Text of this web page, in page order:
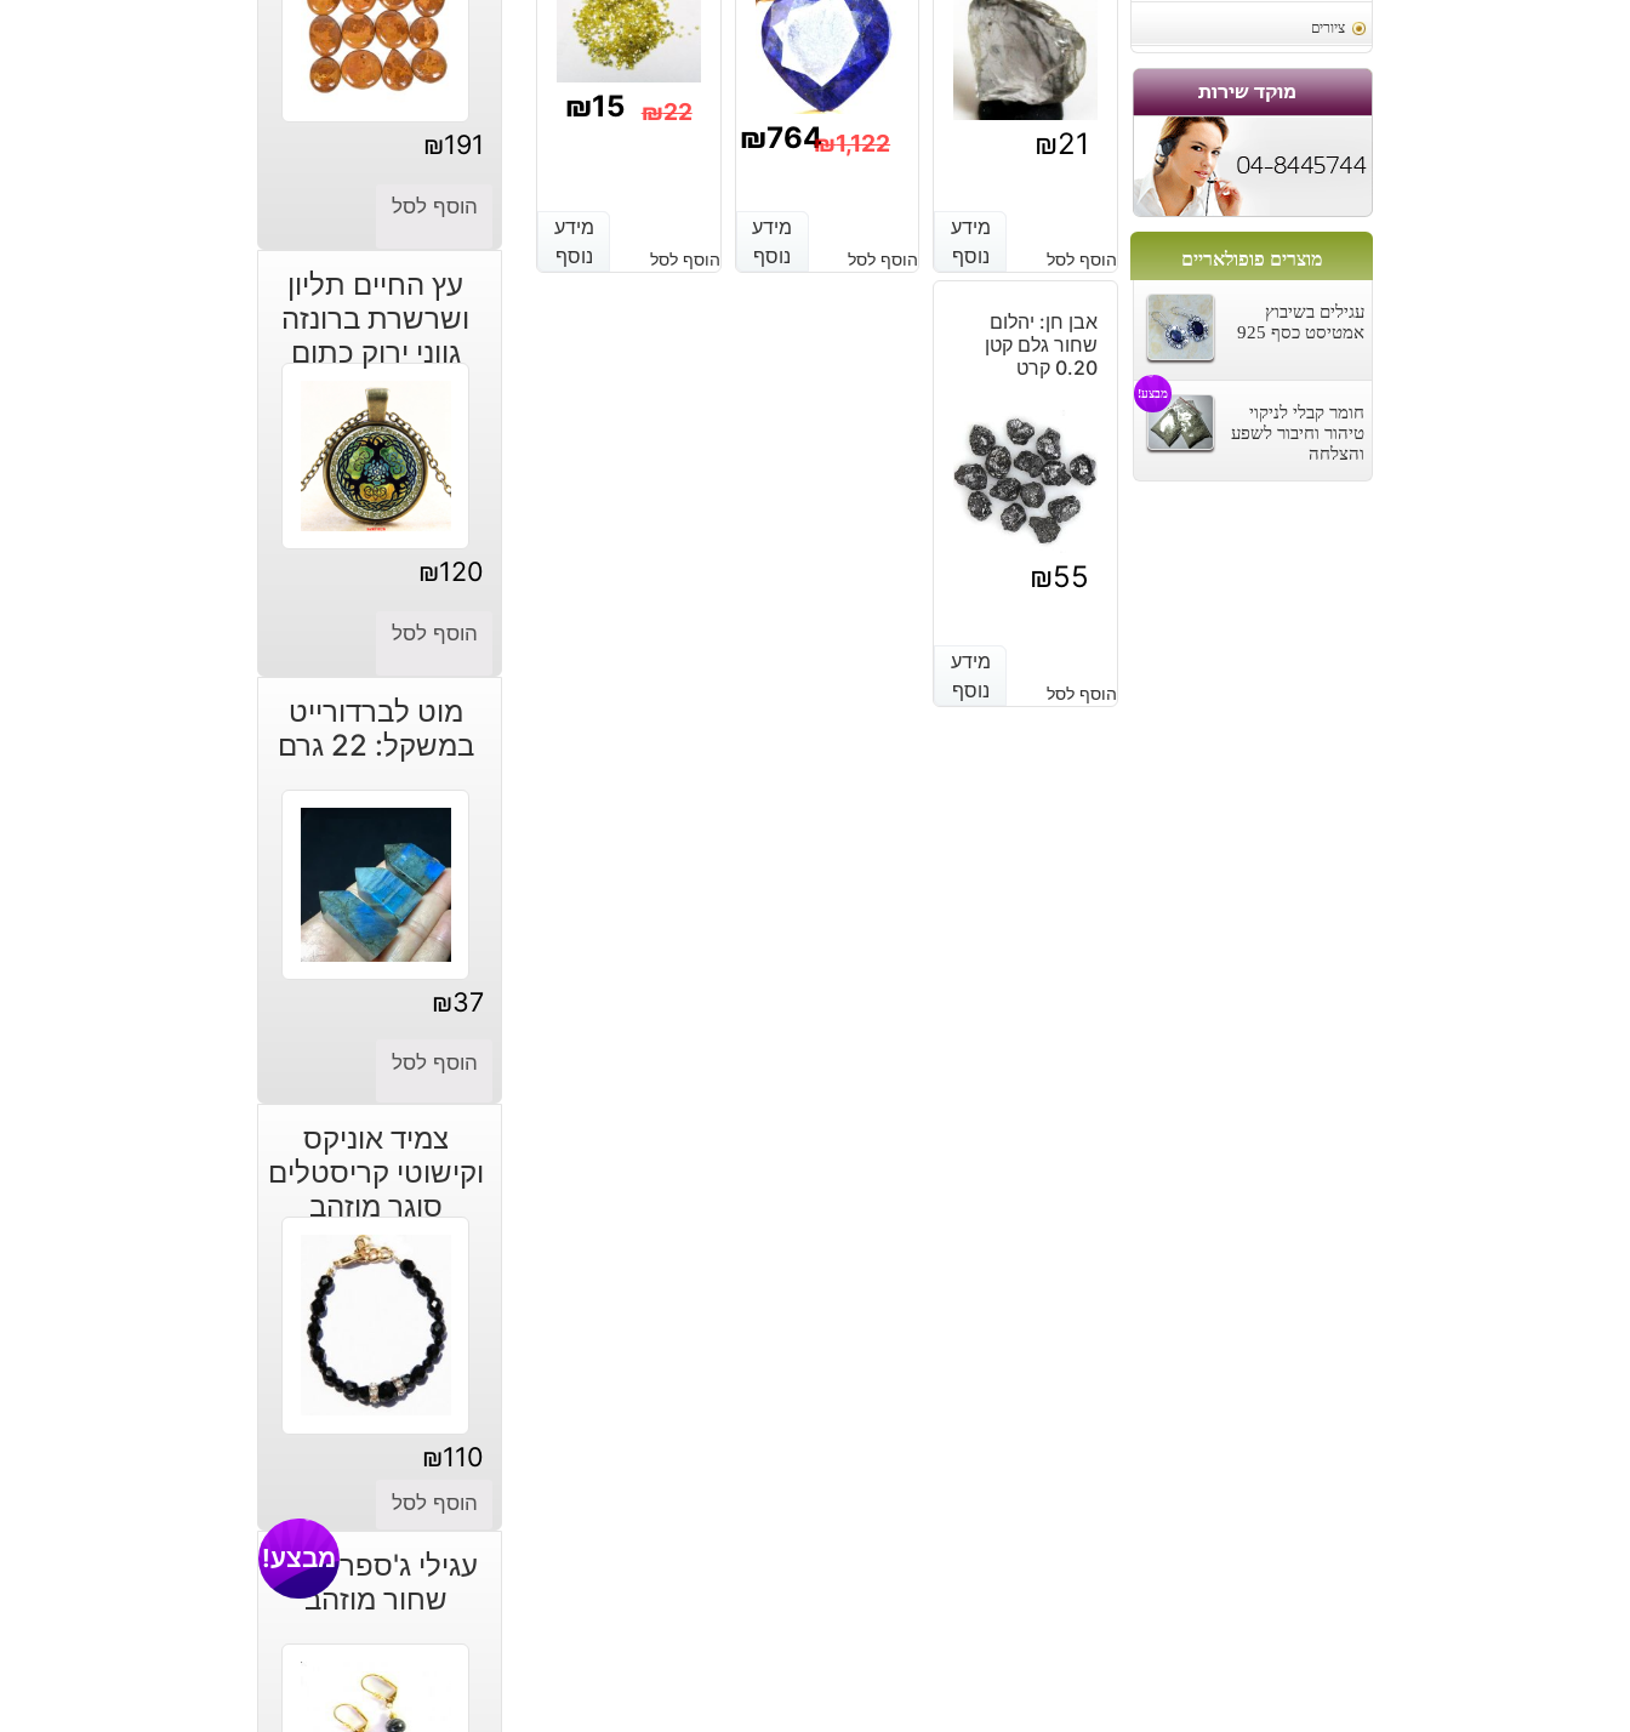
ציורים
מוצרים פופולאריים
עגילים בשיבוץ
אמטיסט כסף 925
חומר קבלי לניקוי
טיהור וחיבור לשפע
והצלחה
מבצע!
כ
7
קרט
₪21
מידע
נוסף
הוסף לסל
מידע
נוסף
₪1,122
היה:
₪764
הוא:
מידע
נוסף
הוסף לסל
מידע
נוסף
₪22
₪22.
₪15
₪15.
מידע
נוסף
הוסף לסל
מידע
נוסף
אבן חן: יהלום
שחור גלם קטן
0.20 קרט
₪55
מידע
נוסף
הוסף לסל
מידע
נוסף
₪191
הוסף לסל
עץ החיים תליון
ושרשרת ברונזה
גווני ירוק כתום
₪120
הוסף לסל
מוט לברדורייט
במשקל: 22 גרם
₪37
הוסף לסל
צמיד אוניקס
וקישוטי קריסטלים
סוגר מוזהב
₪110
הוסף לסל
עגילי ג'ספר אפור
שחור מוזהב
מבצע!